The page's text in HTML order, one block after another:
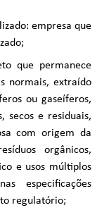
empresa que
que permanece
normais, extraído
ou gaseíferos,
secos e residuais,
com origem da
orgânicos,
e usos múltiplos
especificações
regulatório;